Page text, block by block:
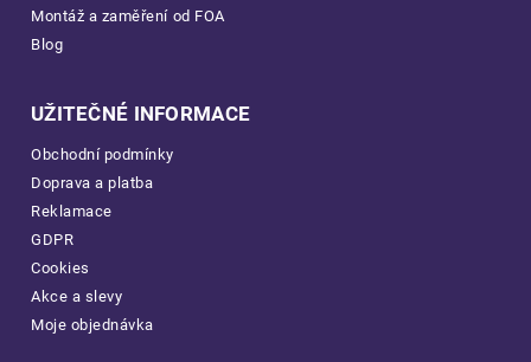
Montáž a zaměření od FOA
Blog
UŽITEČNÉ INFORMACE
Obchodní podmínky
Doprava a platba
Reklamace
GDPR
Cookies
Akce a slevy
Moje objednávka